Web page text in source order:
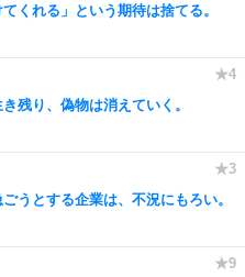
てくれる」という期待は捨てる。
残り、偽物は消えていく。
うとする企業は、不況にもろい。